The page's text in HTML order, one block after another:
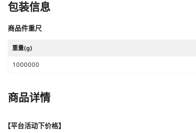
包装信息
商品件重尺
重量(g)
1000000
商品详情
【平台活动下价格】